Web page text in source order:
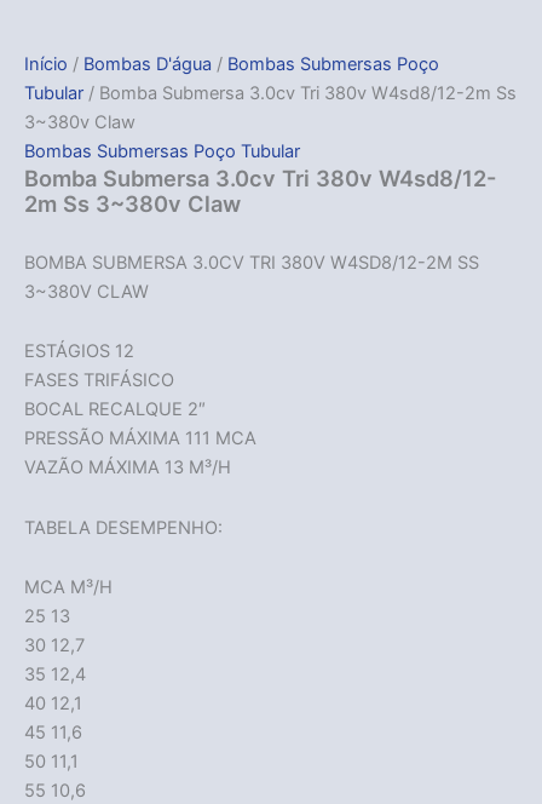
Início / Bombas D'água / Bombas Submersas Poço
Tubular / Bomba Submersa 3.0cv Tri 380v W4sd8/12-2m Ss
3~380v Claw
Bombas Submersas Poço Tubular
Bomba Submersa 3.0cv Tri 380v W4sd8/12-
2m Ss 3~380v Claw
BOMBA SUBMERSA 3.0CV TRI 380V W4SD8/12-2M SS
3~380V CLAW
ESTÁGIOS 12
FASES TRIFÁSICO
BOCAL RECALQUE 2″
PRESSÃO MÁXIMA 111 MCA
VAZÃO MÁXIMA 13 M³/H
TABELA DESEMPENHO:
MCA M³/H
25 13
30 12,7
35 12,4
40 12,1
45 11,6
50 11,1
55 10,6